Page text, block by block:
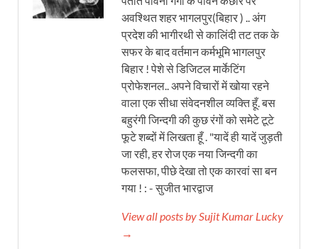
अवश्थित शहर भागलपुर(बिहार ) .. अंग
प्रदेश की भागीरथी से कालिंदी तट तक के
सफर के बाद वर्तमान कर्मभूमि भागलपुर
बिहार ! पेशे से डिजिटल मार्केटिंग
प्रोफेशनल.. अपने विचारों में खोया रहने
वाला एक सीधा संवेदनशील व्यक्ति हूँ. बस
बहुरंगी जिन्दगी की कुछ रंगों को समेटे टूटे
फूटे शब्दों में लिखता हूँ . "यादें ही यादें जुड़ती
जा रही, हर रोज एक नया जिन्दगी का
फलसफा, पीछे देखा तो एक कारवां सा बन
गया ! : - सुजीत भारद्वाज
View all posts by Sujit Kumar Lucky
→